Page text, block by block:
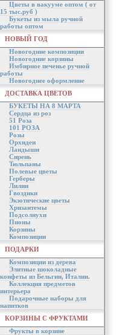
Цветы в вакууме оптом ( от
15 тыс.руб )
Букеты из мыла ручной
работы оптом
НОВЫЙ ГОД
Новогодние композиции
Новогодние корзины
Имбирное печенье ручной
работы
Новогоднее оформление
ДОСТАВКА ЦВЕТОВ
БУКЕТЫ НА 8 МАРТА
Сердца из роз
51 Роза
101 РОЗА
Розы
Орхидеи
Ландыши
Сирень
Тюльпаны
Полевые цветы
Герберы
Лилии
Гвоздики
Экзотические цветы
Хризантемы
Подсолнухи
Пионы
Корзины
Композиции
ПОДАРКИ
Композиции из дерева
Элитные шоколадные
конфеты из Бельгии, Италии.
Коллекция предметов
интерьера
Подарочные наборы для
напитков
КОРЗИНЫ С ФРУКТАМИ
Фрукты в корзине